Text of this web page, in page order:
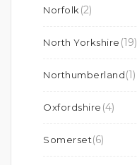
Norfolk (2)
North Yorkshire (19)
Northumberland(1)
Oxfordshire (4)
Somerset(6)